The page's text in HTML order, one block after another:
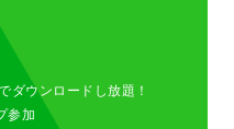
ダウンロードし放題！
参加